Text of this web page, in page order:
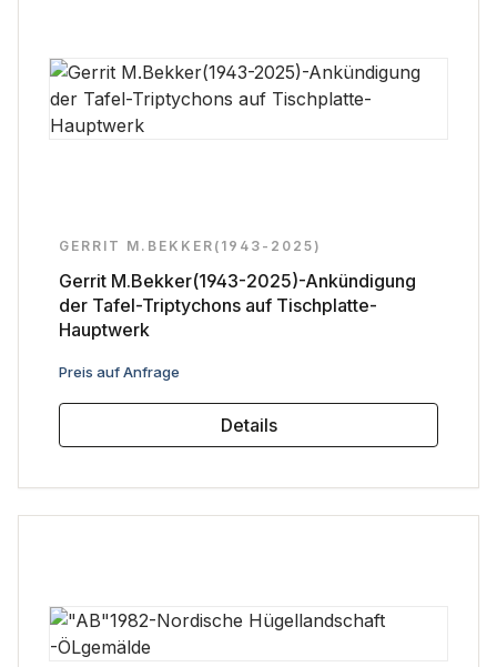
GERRIT M.BEKKER(1943-2025)
Gerrit M.Bekker(1943-2025)-Ankündigung
der Tafel-Triptychons auf Tischplatte-
Hauptwerk
Regulärer Preis:
Preis auf Anfrage
Details